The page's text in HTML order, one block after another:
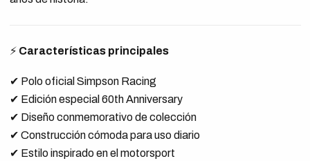
⚡ Características principales
✔ Polo oficial Simpson Racing
✔ Edición especial 60th Anniversary
✔ Diseño conmemorativo de colección
✔ Construcción cómoda para uso diario
✔ Estilo inspirado en el motorsport